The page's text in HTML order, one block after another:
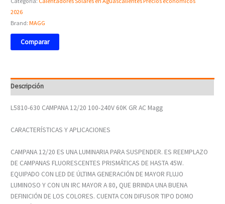
2026
Brand:MAGG
Comparar
Descripción
L5810-630 CAMPANA 12/20 100-240V 60K GR AC Magg
CARACTERÍSTICAS Y APLICACIONES
CAMPANA 12/20 ES UNA LUMINARIA PARA SUSPENDER. ES REEMPLAZO
DE CAMPANAS FLUORESCENTES PRISMÁTICAS DE HASTA 45W.
EQUIPADO CON LED DE ÚLTIMA GENERACIÓN DE MAYOR FLUJO
LUMINOSO Y CON UN IRC MAYOR A 80, QUE BRINDA UNA BUENA
DEFINICIÓN DE LOS COLORES. CUENTA CON DIFUSOR TIPO DOMO